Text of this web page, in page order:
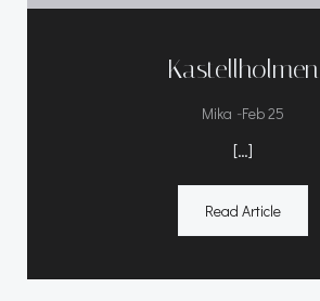
Kastellholmen
Mika -Feb 25
[…]
Read Article